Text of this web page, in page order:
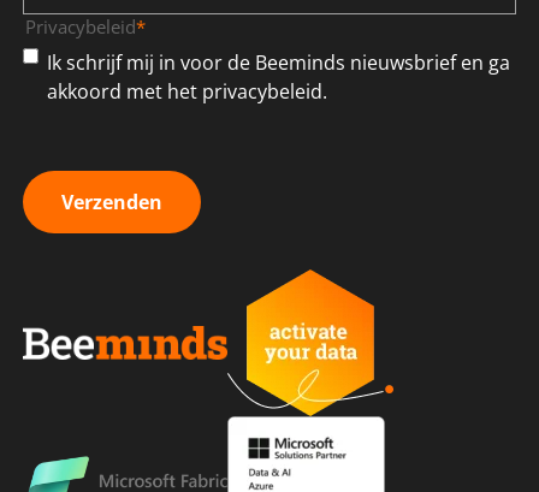
Privacybeleid*
Ik schrijf mij in voor de Beeminds nieuwsbrief en ga
akkoord met het privacybeleid.
Verzenden